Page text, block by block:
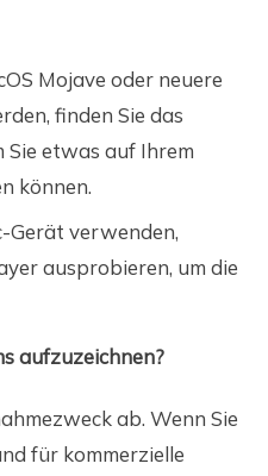
Mojave oder neuere
finden Sie das
Sie etwas auf Ihrem
können.
Gerät verwenden,
ausprobieren, um die
aufzuzeichnen?
ab. Wenn Sie
für kommerzielle